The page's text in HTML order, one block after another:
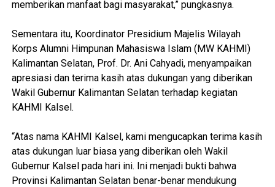
memberikan manfaat bagi masyarakat,” pungkasnya.
‎Sementara itu, Koordinator Presidium Majelis Wilayah
Korps Alumni Himpunan Mahasiswa Islam (MW KAHMI)
Kalimantan Selatan, Prof. Dr. Ani Cahyadi, menyampaikan
apresiasi dan terima kasih atas dukungan yang diberikan
Wakil Gubernur Kalimantan Selatan terhadap kegiatan
KAHMI Kalsel.
‎“Atas nama KAHMI Kalsel, kami mengucapkan terima kasih
atas dukungan luar biasa yang diberikan oleh Wakil
Gubernur Kalsel pada hari ini. Ini menjadi bukti bahwa
Provinsi Kalimantan Selatan benar-benar mendukung